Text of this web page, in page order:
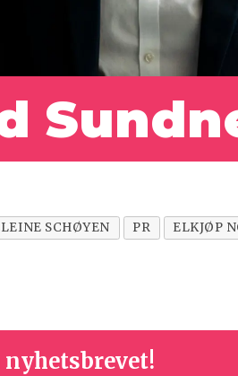
SCHØYEN PR ELKJØP
nyhetsbrevet!